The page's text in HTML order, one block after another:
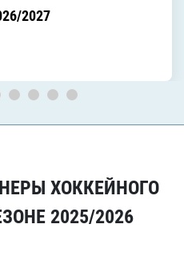
2027
ХОККЕЙНОГО
2025/2026